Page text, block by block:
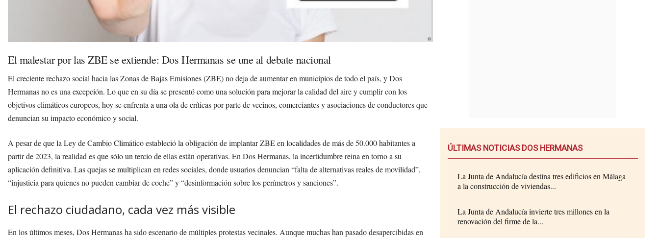
El malestar por las ZBE se extiende: Dos Hermanas se une al debate nacional
El creciente rechazo social hacia las Zonas de Bajas Emisiones (ZBE) no deja de aumentar en municipios de todo el país, y Dos
Hermanas no es una excepción. Lo que en su día se presentó como una solución para mejorar la calidad del aire y cumplir con los
objetivos climáticos europeos, hoy se enfrenta a una ola de críticas por parte de vecinos, comerciantes y asociaciones de conductores que
denuncian su impacto económico y social.
A pesar de que la Ley de Cambio Climático estableció la obligación de implantar ZBE en localidades de más de 50.000 habitantes a
partir de 2023, la realidad es que sólo un tercio de ellas están operativas. En Dos Hermanas, la incertidumbre reina en torno a su
aplicación definitiva. Las quejas se multiplican en redes sociales, donde usuarios denuncian “falta de alternativas reales de movilidad”,
“injusticia para quienes no pueden cambiar de coche” y “desinformación sobre los perímetros y sanciones”.
El rechazo ciudadano, cada vez más visible
En los últimos meses, Dos Hermanas ha sido escenario de múltiples protestas vecinales. Aunque muchas han pasado desapercibidas en
ÚLTIMAS NOTICIAS DOS HERMANAS
La Junta de Andalucía destina tres edificios en Málaga
a la construcción de viviendas...
La Junta de Andalucía invierte tres millones en la
renovación del firme de la...